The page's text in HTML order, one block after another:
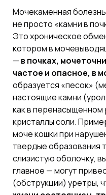
Мочекаменная
не просто «камни в
Это хроническое
котором в
— в почках,
частое и опасное, в
образуется «песок»
настоящие камни
как в
кристаллы соли.
моче кошки при
твердые образования
слизистую оболочку,
главное — могут
(обструкции) уретры,